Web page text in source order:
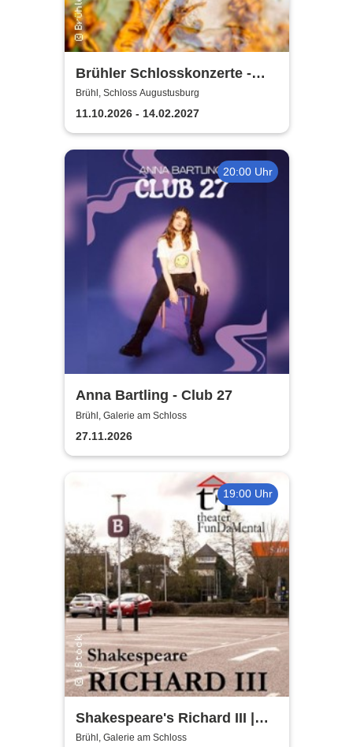
Brühler Schlosskonzerte -
Bach um vier 2026/27
Brühl, Schloss Augustusburg
11.10.2026 - 14.02.2027
20:00 Uhr
Anna Bartling - Club 27
Brühl, Galerie am Schloss
27.11.2026
19:00 Uhr
Shakespeare's Richard III |
Galerie am Schloss Brühl
Brühl, Galerie am Schloss